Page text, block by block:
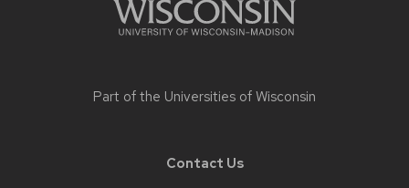
Part of the Universities of Wisconsin
Contact Us